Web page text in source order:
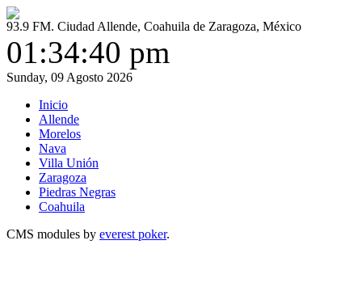
93.9 FM. Ciudad Allende, Coahuila de Zaragoza, México
01:34:41 pm
Sunday, 09 Agosto 2026
Inicio
Allende
Morelos
Nava
Villa Unión
Zaragoza
Piedras Negras
Coahuila
CMS modules by everest poker.